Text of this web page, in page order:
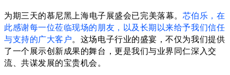
为期三天的慕尼黑上海电子展盛会已完美落幕。 芯伯乐，在
此感谢每一位莅临现场的朋友，以及长期以来给予我们信任
与支持的广大客户。这场电子行业的盛宴，不仅为我们提供
了一个展示创新成果的舞台，更是我们与业界同仁深入交
流、共谋发展的宝贵机会。